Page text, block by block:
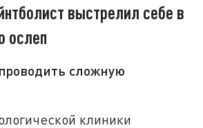
выстрелил себе в
ослеп
сложную
клиники